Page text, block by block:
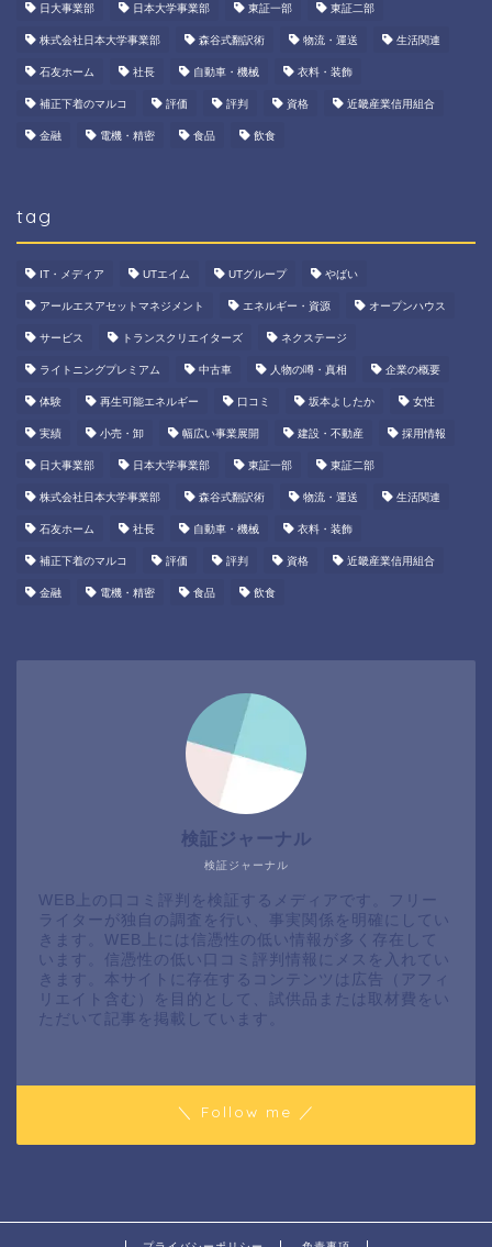
日大事業部 日本大学事業部 東証一部 東証二部
株式会社日本大学事業部 森谷式翻訳術 物流・運送 生活関連
石友ホーム 社長 自動車・機械 衣料・装飾
補正下着のマルコ 評価 評判 資格 近畿産業信用組合
金融 電機・精密 食品 飲食
tag
IT・メディア UTエイム UTグループ やばい
アールエスアセットマネジメント エネルギー・資源 オープンハウス
サービス トランスクリエイターズ ネクステージ
ライトニングプレミアム 中古車 人物の噂・真相 企業の概要
体験 再生可能エネルギー 口コミ 坂本よしたか 女性
実績 小売・卸 幅広い事業展開 建設・不動産 採用情報
日大事業部 日本大学事業部 東証一部 東証二部
株式会社日本大学事業部 森谷式翻訳術 物流・運送 生活関連
石友ホーム 社長 自動車・機械 衣料・装飾
補正下着のマルコ 評価 評判 資格 近畿産業信用組合
金融 電機・精密 食品 飲食
検証ジャーナル
検証ジャーナル
WEB上の口コミ評判を検証するメディアです。フリー
ライターが独自の調査を行い、事実関係を明確にしてい
きます。WEB上には信憑性の低い情報が多く存在して
います。信憑性の低い口コミ評判情報にメスを入れてい
きます。本サイトに存在するコンテンツは広告（アフィ
リエイト含む）を目的として、試供品または取材費をい
ただいて記事を掲載しています。
＼ Follow me ／